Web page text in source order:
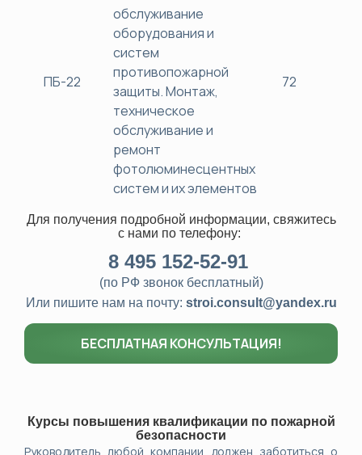
ПБ-22
обслуживание
оборудования и
систем
противопожарной
защиты. Монтаж,
техническое
обслуживание и
ремонт
фотолюминесцентных
систем и их элементов
72
Для получения подробной информации, свяжитесь
с нами по телефону:
8 495 152-52-91
(по РФ звонок бесплатный)
Или пишите нам на почту: stroi.consult@yandex.ru
БЕСПЛАТНАЯ КОНСУЛЬТАЦИЯ!
Курсы повышения квалификации по пожарной
безопасности
Руководитель любой компании должен заботиться о